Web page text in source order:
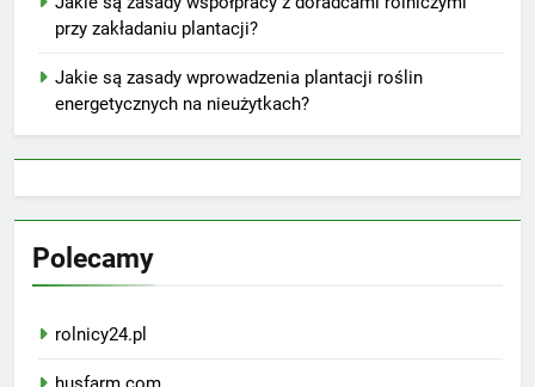
przy zakładaniu plantacji?
Jakie są zasady wprowadzenia plantacji roślin
energetycznych na nieużytkach?
Polecamy
rolnicy24.pl